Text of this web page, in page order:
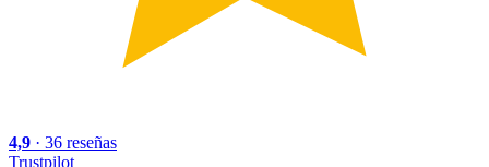
4,9 · 36 reseñas
Trustpilot